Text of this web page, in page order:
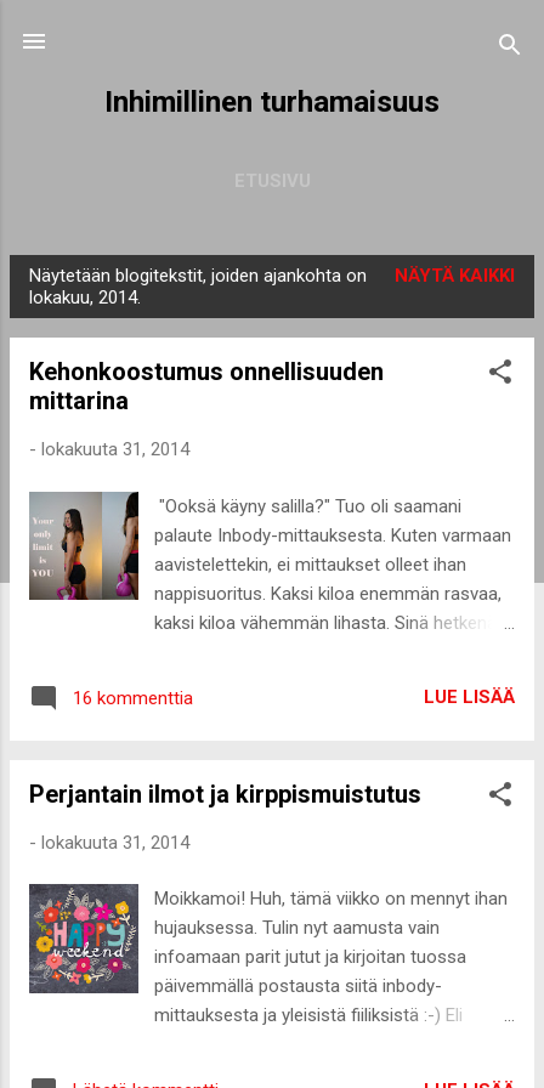
Inhimillinen turhamaisuus
e
Näytetään blogitekstit, joiden ajankohta on
lokakuu, 2014.
NÄYTÄ KAIKKI
Kehonkoostumus onnellisuuden
mittarina
- lokakuuta 31, 2014
"Ooksä käyny salilla?" Tuo oli saamani
palaute Inbody-mittauksesta. Kuten varmaan
aavistelettekin, ei mittaukset olleet ihan
nappisuoritus. Kaksi kiloa enemmän rasvaa,
kaksi kiloa vähemmän lihasta. Sinä hetkenä,
vedet silmissä kuuntelin palautetta. Mä olen
laskeminen. Nuo olivat ensimmäiset asiat,
päästyäni aloin itkemään. Harmitti niin pirusti
olin sopivasti menossa käymään
vanhemmillani ja keskusteltiin asiasta äitini
kanssa. Ei maailma tähän kaadu. Pakko silti
myöntää, että mua harmitti todella kovasti
vielä seuraavanakin päivänä. Ja vielä vähän
16 kommenttia LUE LISÄÄ
Perjantain ilmot ja kirppismuistutus
- lokakuuta 31, 2014
Moikkamoi! Huh, tämä viikko on mennyt ihan
hujauksessa. Tulin nyt aamusta vain
infoamaan parit jutut ja kirjoitan tuossa
päivemmällä postausta siitä inbody-
mittauksesta ja yleisistä fiiliksistä :-) Eli